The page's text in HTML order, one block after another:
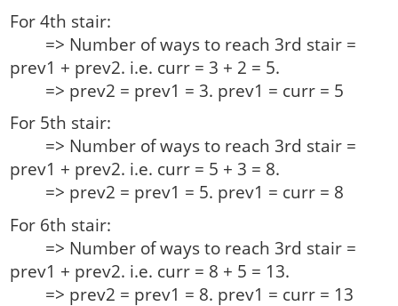
For 4th stair:
=> Number of ways to reach 3rd stair =
prev1 + prev2. i.e. curr = 3 + 2 = 5.
=> prev2 = prev1 = 3. prev1 = curr = 5
For 5th stair:
=> Number of ways to reach 3rd stair =
prev1 + prev2. i.e. curr = 5 + 3 = 8.
=> prev2 = prev1 = 5. prev1 = curr = 8
For 6th stair:
=> Number of ways to reach 3rd stair =
prev1 + prev2. i.e. curr = 8 + 5 = 13.
=> prev2 = prev1 = 8. prev1 = curr = 13